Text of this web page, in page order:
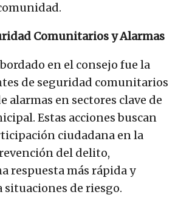
Comunitarios y Alarmas
en el consejo fue la
de seguridad comunitarios
alarmas en sectores clave de
Estas acciones buscan
ciudadana en la
del delito,
respuesta más rápida y
situaciones de riesgo.